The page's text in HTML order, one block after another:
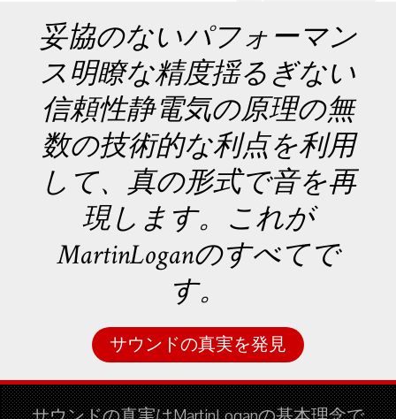
妥協のないパフォーマン
ス明瞭な精度揺るぎない
信頼性静電気の原理の無
数の技術的な利点を利用
して、真の形式で音を再
現します。これが
MartinLoganのすべてで
す。
サウンドの真実を発見